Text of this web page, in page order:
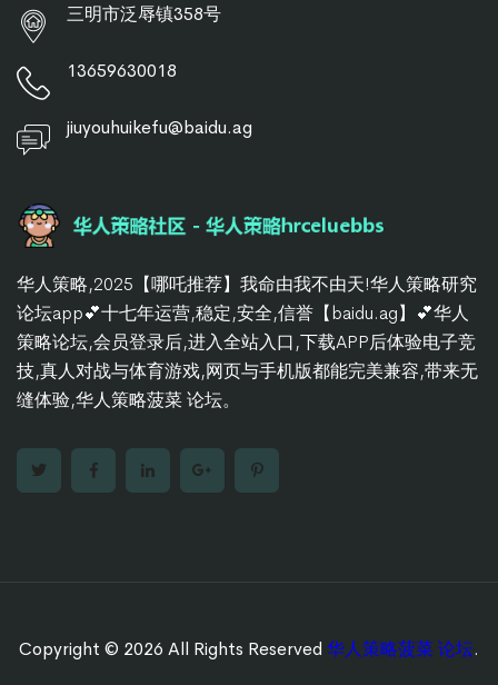
三明市泛辱镇358号
13659630018
jiuyouhuikefu@baidu.ag
华人策略,2025【哪吒推荐】我命由我不由天!华人策略研究
论坛app💕十七年运营,稳定,安全,信誉【baidu.ag】💕华人
策略论坛,会员登录后,进入全站入口,下载APP后体验电子竞
技,真人对战与体育游戏,网页与手机版都能完美兼容,带来无
缝体验,华人策略菠菜 论坛。
Copyright © 2026 All Rights Reserved 华人策略菠菜 论坛.